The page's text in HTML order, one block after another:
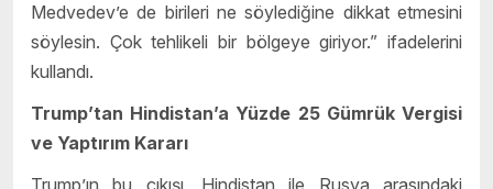
Medvedev’e de birileri ne söylediğine dikkat etmesini
söylesin. Çok tehlikeli bir bölgeye giriyor.” ifadelerini
kullandı.
Trump’tan Hindistan’a Yüzde 25 Gümrük Vergisi
ve Yaptırım Kararı
Trump’ın bu çıkışı, Hindistan ile Rusya arasındaki